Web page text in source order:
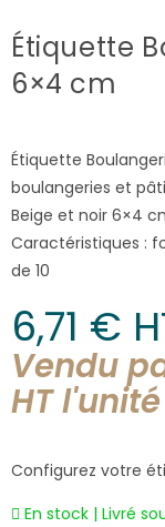
Étiquette
6×4 cm
Étiquette
boulangeries et
Beige et noir 6×4
Caractéristiques :
de 10
6,71 €
Vendu
HT l'unité
Configurez votre
En stock | Livré